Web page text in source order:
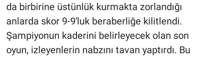
da birbirine üstünlük kurmakta zorlandığı
anlarda skor 9-9'luk beraberliğe kilitlendi.
Şampiyonun kaderini belirleyecek olan son
oyun, izleyenlerin nabzını tavan yaptırdı. Bu